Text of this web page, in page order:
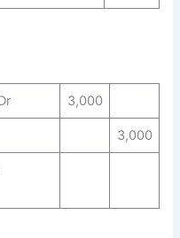
3,000
3,000